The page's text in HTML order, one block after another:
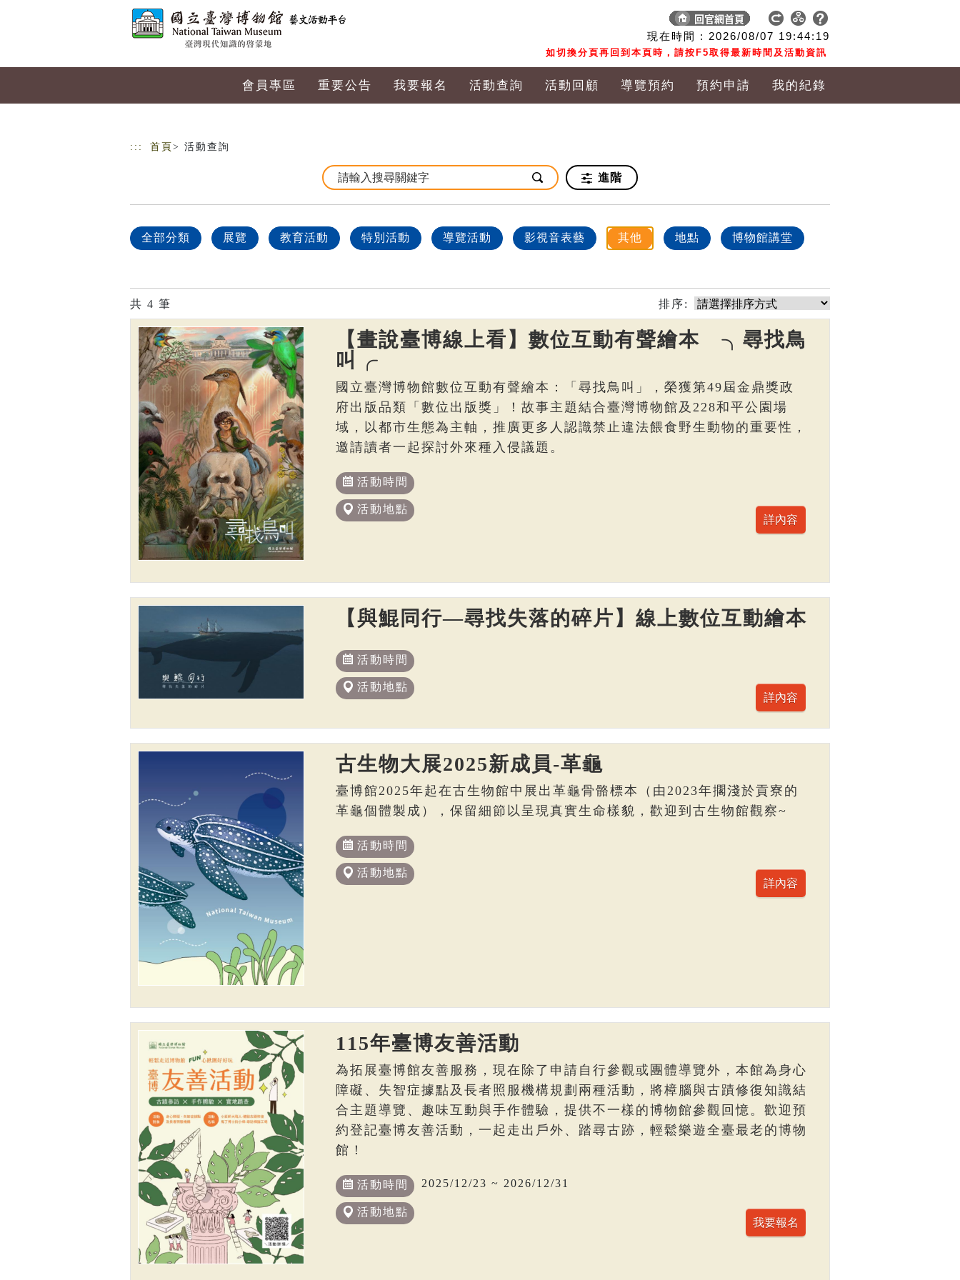
現在時間 : 2026/08/07 19:44:19
如切換分頁再回到本頁時，請按F5取得最新時間及活動資訊
會員專區 重要公告 我要報名 活動查詢 活動回顧 導覽預約 預約申請 我的紀錄
::: 首頁 > 活動查詢
進階
全部分類 展覽 教育活動 特別活動 導覽活動 影視音表藝 其他 地點 博物館講堂
共 4 筆 排序:
【畫說臺博線上看】數位互動有聲繪本 ╮尋找鳥
叫╭
國立臺灣博物館數位互動有聲繪本：「尋找鳥叫」，榮獲第49屆金鼎獎政
府出版品類「數位出版獎」！故事主題結合臺灣博物館及228和平公園場
域，以都市生態為主軸，推廣更多人認識禁止違法餵食野生動物的重要性，
邀請讀者一起探討外來種入侵議題。
活動時間
活動地點
【與鯤同行—尋找失落的碎片】線上數位互動繪本
活動時間
活動地點
古生物大展2025新成員-革龜
臺博館2025年起在古生物館中展出革龜骨骼標本（由2023年擱淺於貢寮的
革龜個體製成），保留細節以呈現真實生命樣貌，歡迎到古生物館觀察~
活動時間
活動地點
115年臺博友善活動
為拓展臺博館友善服務，現在除了申請自行參觀或團體導覽外，本館為身心
障礙、失智症據點及長者照服機構規劃兩種活動，將樟腦與古蹟修復知識結
合主題導覽、趣味互動與手作體驗，提供不一樣的博物館參觀回憶。歡迎預
約登記臺博友善活動，一起走出戶外、踏尋古跡，輕鬆樂遊全臺最老的博物
館！
活動時間 2025/12/23 ~ 2026/12/31
活動地點